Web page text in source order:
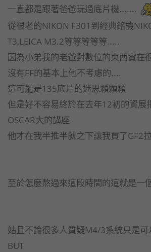
一直都是跟著爸爸玩過底片機.......
從很老的NIKON F301到經典銘機
T3,LEICA M3.2等等等等等.....
因為小弟我的老爸對數位的東西實在
沒有FF的基本上他不考慮的....
這可能是135底片的迷思顆顆顆
但是好不容易終於在去年12初的資展
OSCAR大的講座
他才在我半推半就之下讓我買了GF2
至於怎麼熬過來這段時間的這就是一
姑且不論很多人質疑M4/3系統只是可
BUT